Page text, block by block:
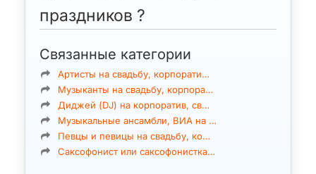
праздников ?
Связанные категории
Артисты на свадьбу, корпорати…
Музыканты на свадьбу, корпора…
Диджей (DJ) на корпоратив, св…
Музыкальные ансамбли, ВИА на …
Певцы и певицы на свадьбу, ко…
Саксофонист или саксофонистка…